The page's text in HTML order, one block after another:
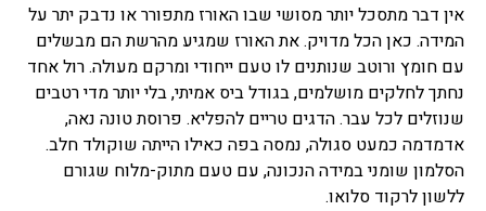
אין דבר מתסכל יותר מסושי שבו האורז מתפורר או נדבק יתר על
המידה. כאן הכל מדויק. את האורז שמגיע מהרשת הם מבשלים
עם חומץ ורוטב שנותנים לו טעם ייחודי ומרקם מעולה. רול אחד
נחתך לחלקים מושלמים, בגודל ביס אמיתי, בלי יותר מדי רטבים
שנוזלים לכל עבר. הדגים טריים להפליא. פרוסת טונה נאה,
אדמדמה כמעט סגולה, נמסה בפה כאילו הייתה שוקולד חלב.
הסלמון שומני במידה הנכונה, עם טעם מתוק-מלוח שגורם
ללשון לרקוד סלואו.